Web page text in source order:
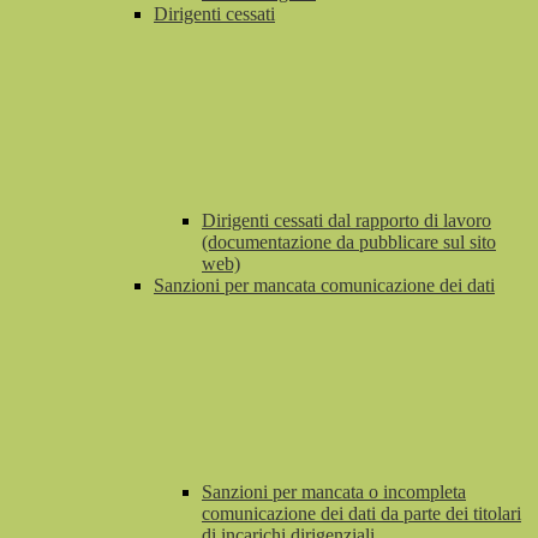
Dirigenti cessati
Dirigenti cessati dal rapporto di lavoro
(documentazione da pubblicare sul sito
web)
Sanzioni per mancata comunicazione dei dati
Sanzioni per mancata o incompleta
comunicazione dei dati da parte dei titolari